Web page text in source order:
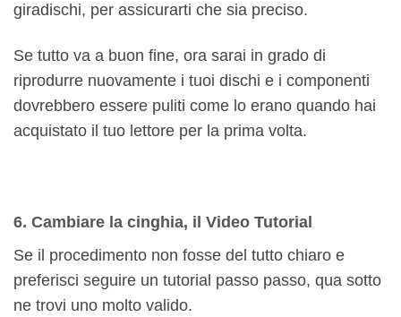
giradischi, per assicurarti che sia preciso.
Se tutto va a buon fine, ora sarai in grado di
riprodurre nuovamente i tuoi dischi e i componenti
dovrebbero essere puliti come lo erano quando hai
acquistato il tuo lettore per la prima volta.
6. Cambiare la cinghia, il Video Tutorial
Se il procedimento non fosse del tutto chiaro e
preferisci seguire un tutorial passo passo, qua sotto
ne trovi uno molto valido.